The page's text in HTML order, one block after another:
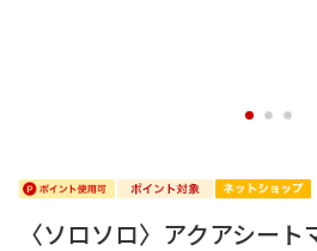
1 2 3
〈ソロソロ〉アクアシート